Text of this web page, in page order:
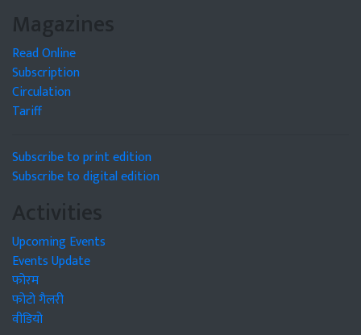
Magazines
Read Online
Subscription
Circulation
Tariff
Subscribe to print edition
Subscribe to digital edition
Activities
Upcoming Events
Events Update
फोरम
फोटो गैलरी
वीडियो